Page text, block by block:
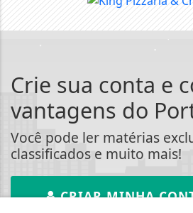
Crie sua conta e
vantagens do
Você pode ler matérias
classificados e muito mais!
CRIAR MINHA